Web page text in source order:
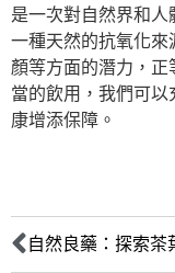
是一次對自然界和
一種天然的抗氧化來
顏等方面的潛力，
當的飲用，我們可
康增添保障。